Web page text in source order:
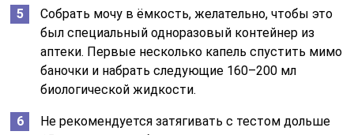
Собрать мочу в ёмкость, желательно, чтобы это
был специальный одноразовый контейнер из
аптеки. Первые несколько капель спустить мимо
баночки и набрать следующие 160–200 мл
биологической жидкости.
Не рекомендуется затягивать с тестом дольше